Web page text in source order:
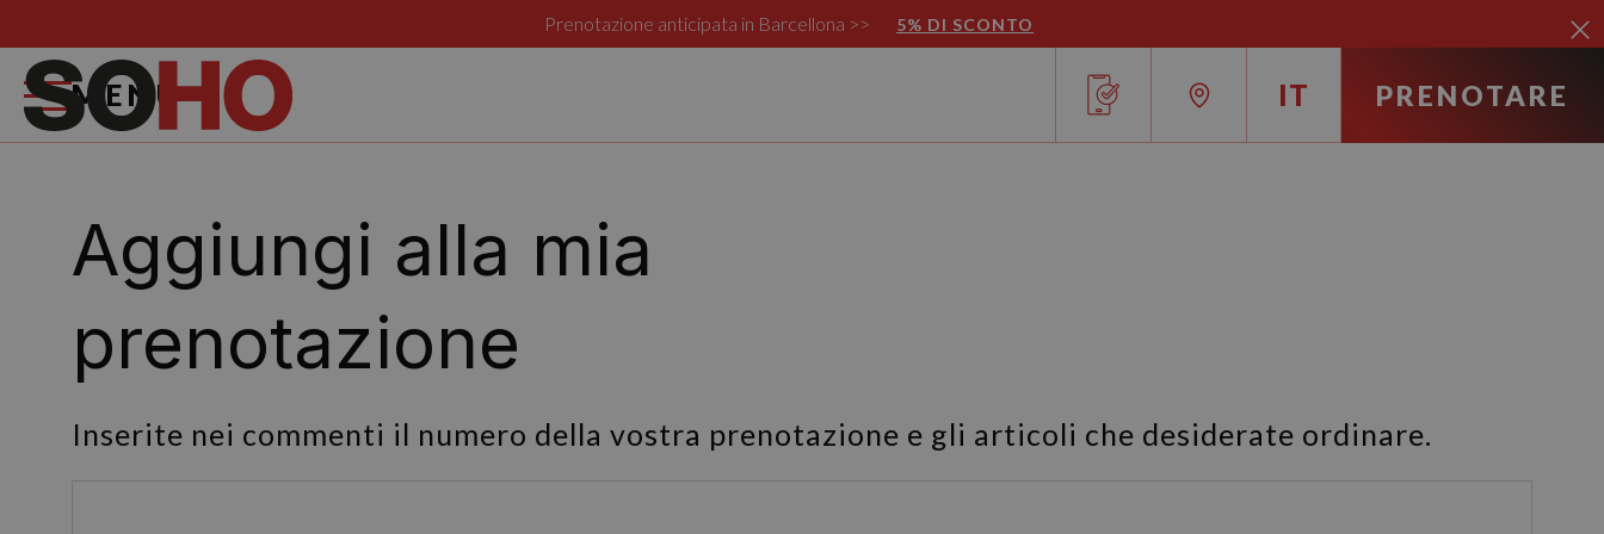
Prenotazione anticipata in Barcellona >> 5% DI SCONTO
MENU IT
DE
PRENOTARE
Aggiungi alla mia
prenotazione
Inserite nei commenti il numero della vostra prenotazione e gli articoli che desiderate ordinare.